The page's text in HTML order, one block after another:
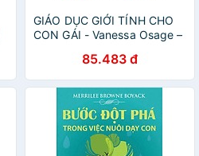
GIÁO DỤC GIỚI TÍNH CHO
CON GÁI - Vanessa Osage –
nữ – Minh Long Book
85.483 đ